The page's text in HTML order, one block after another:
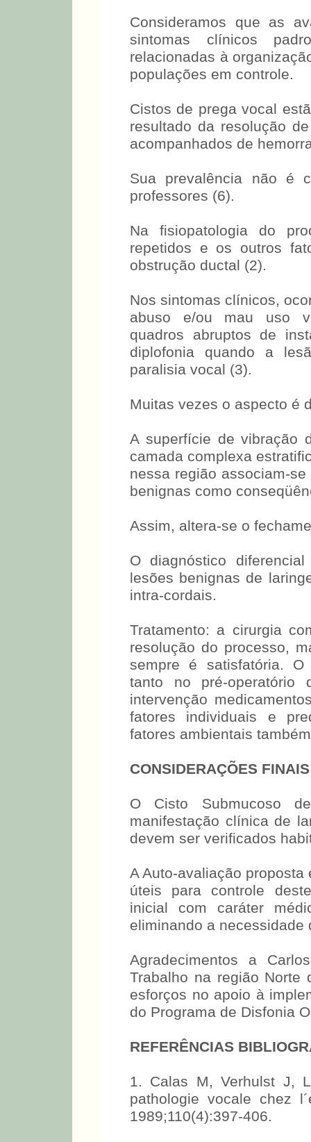
Consideramos que as
sintomas clínicos
relacionadas à
populações em controle.
Cistos de prega vocal
resultado da resolução
acompanhados de
Sua prevalência não é
professores (6).
Na fisiopatologia do
repetidos e os outros
obstrução ductal (2).
Nos sintomas clínicos,
abuso e/ou mau uso
quadros abruptos de
diplofonia quando a
paralisia vocal (3).
Muitas vezes o aspecto é
A superfície de vibração
camada complexa
nessa região associam-
benignas como
Assim, altera-se o
O diagnóstico
lesões benignas de
intra-cordais.
Tratamento: a cirurgia
resolução do processo,
sempre é satisfatória. O
tanto no pré-operatório
intervenção
fatores individuais e
fatores ambientais
CONSIDERAÇÕES FINAIS
O Cisto Submucoso
manifestação clínica de
devem ser verificados
A Auto-avaliação
úteis para controle
inicial com caráter
eliminando a
Agradecimentos a
Trabalho na região Norte
esforços no apoio à
do Programa de Disfonia
REFERÊNCIAS
1. Calas M, Verhulst J,
pathologie vocale chez
1989;110(4):397-406.